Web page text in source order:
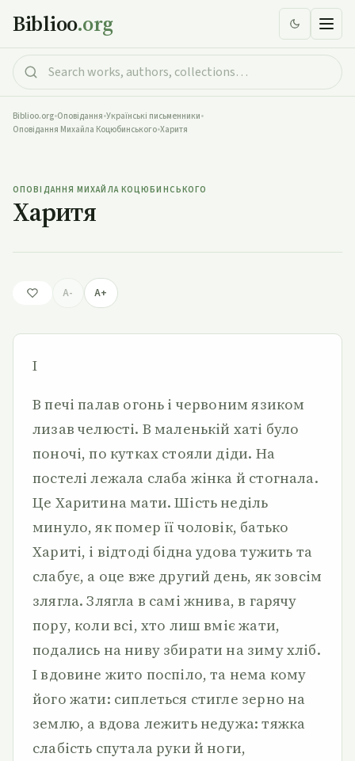
Biblioo.org
Biblioo.org•Оповідання•Українські письменники•
Оповідання Михайла Коцюбинського•Харитя
ОПОВІДАННЯ МИХАЙЛА КОЦЮБИНСЬКОГО
Харитя
A- A+
І
В печі палав огонь і червоним язиком
лизав челюсті. В маленькій хаті було
поночі, по кутках стояли діди. На
постелі лежала слаба жінка й стогнала.
Це Харитина мати. Шість неділь
минуло, як помер її чоловік, батько
Хариті, і відтоді бідна удова тужить та
слабує, а оце вже другий день, як зовсім
злягла. Злягла в самі жнива, в гарячу
пору, коли всі, хто лиш вміє жати,
подались на ниву збирати на зиму хліб.
І вдовине жито поспіло, та нема кому
його жати: сиплеться стигле зерно на
землю, а вдова лежить недужа: тяжка
слабість спутала руки й ноги,